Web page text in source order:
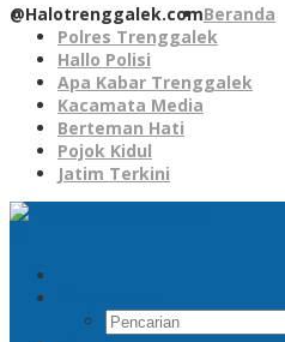
@Halotrenggalek.comBeranda
Polres Trenggalek
Hallo Polisi
Apa Kabar Trenggalek
Kacamata Media
Berteman Hati
Pojok Kidul
Jatim Terkini